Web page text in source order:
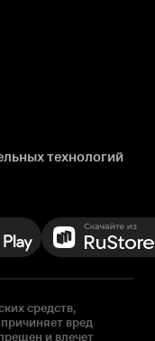
технологий
средств,
вред
и влечет